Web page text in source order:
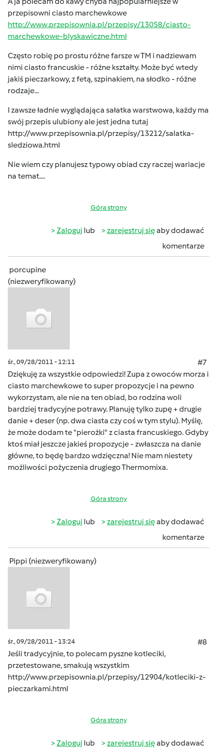
przepisowni ciasto marchewkowe
http://www.przepisownia.pl/przepisy/13058/ciasto-
marchewkowe-blyskawiczne.html
Często robię po prostu różne farsze w TM i nadziewam
nimi ciasto francuskie - różne kształty. Może być wtedy
jakiś pieczarkowy, z fetą, szpinakiem, na słodko - różne
rodzaje...
I zawsze ładnie wyglądająca sałatka warstwowa, każdy ma
swój przepis ulubiony ale jest jedna tutaj
http://www.przepisownia.pl/przepisy/13212/salatka-
sledziowa.html
Nie wiem czy planujesz typowy obiad czy raczej wariacje
na temat....
Góra strony
Zaloguj lub zarejestruj sięaby dodawać
komentarze
porcupine
(niezweryfikowany)
śr., 09/28/2011 - 12:11
#7
Dziękuję za wszystkie odpowiedzi! Zupa z owoców morza i
ciasto marchewkowe to super propozycje i na pewno
wykorzystam, ale nie na ten obiad, bo rodzina woli
bardziej tradycyjne potrawy. Planuję tylko zupę + drugie
danie + deser (np. dwa ciasta czy coś w tym stylu). Myślę,
że może dodam te "pierożki" z ciasta francuskiego. Gdyby
ktoś miał jeszcze jakieś propozycje - zwłaszcza na danie
główne, to będę bardzo wdzięczna! Nie mam niestety
możliwości pożyczenia drugiego Thermomixa.
Góra strony
Zaloguj lub zarejestruj sięaby dodawać
komentarze
Pippi (niezweryfikowany)
śr., 09/28/2011 - 13:24
#8
Jeśli tradycyjnie, to polecam pyszne kotleciki,
przetestowane, smakują wszystkim
http://www.przepisownia.pl/przepisy/12904/kotleciki-z-
pieczarkami.html
Góra strony
Zaloguj lub zarejestruj sięaby dodawać